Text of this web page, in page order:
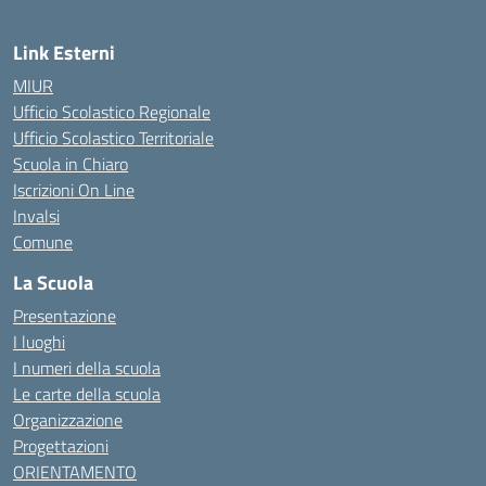
Link Esterni
MIUR
Ufficio Scolastico Regionale
Ufficio Scolastico Territoriale
Scuola in Chiaro
Iscrizioni On Line
Invalsi
Comune
La Scuola
Presentazione
I luoghi
I numeri della scuola
Le carte della scuola
Organizzazione
Progettazioni
ORIENTAMENTO